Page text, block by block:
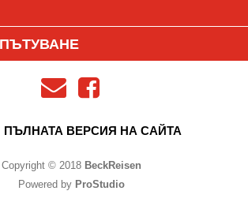
ПЪЛНАТА ВЕРСИЯ НА САЙТА
Copyright © 2018 BeckReisen
Powered by ProStudio